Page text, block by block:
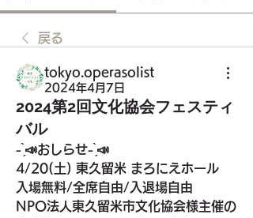
戻る
tokyo.operasolist
2024年4月7日
2024第2回文化協会フェスティ
バル
- ̗̀📣おしらせ- ̗̀📣
4/20(土) 東久留米 まろにえホール
入場無料/全席自由/入退場自由
NPO法人東久留米市文化協会様主催の